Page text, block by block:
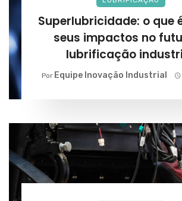
Superlubricidade: o que
seus impactos no
lubrificação
Por Equipe Inovação Industrial